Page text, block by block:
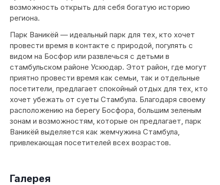
возможность открыть для себя богатую историю
региона.
Парк Ваникёй — идеальный парк для тех, кто хочет
провести время в контакте с природой, погулять с
видом на Босфор или развлечься с детьми в
стамбульском районе Ускюдар. Этот район, где могут
приятно провести время как семьи, так и отдельные
посетители, предлагает спокойный отдых для тех, кто
хочет убежать от суеты Стамбула. Благодаря своему
расположению на берегу Босфора, большим зеленым
зонам и возможностям, которые он предлагает, парк
Ваникёй выделяется как жемчужина Стамбула,
привлекающая посетителей всех возрастов.
Галерея